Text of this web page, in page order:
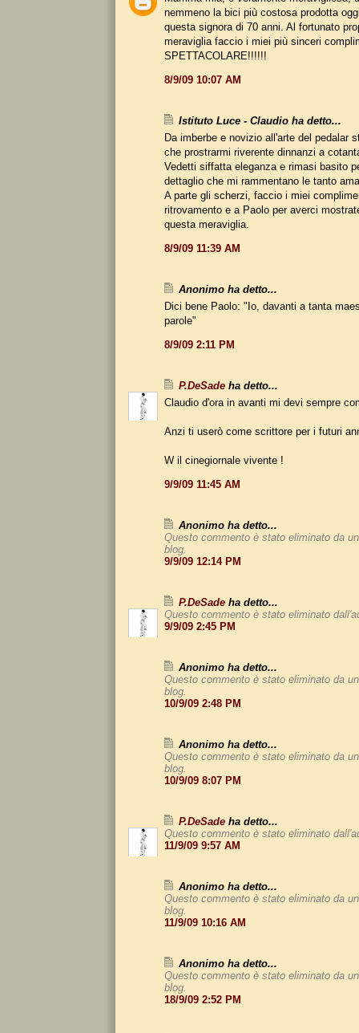
nemmeno la bici più costosa prodotta
questa signora di 70 anni. Al fortunato
meraviglia faccio i miei più sinceri
SPETTACOLARE!!!!!!
8/9/09 10:07 AM
Istituto Luce - Claudio ha detto...
Da imberbe e novizio all'arte del pedalar
che prostrarmi riverente dinnanzi a
Vedetti siffatta eleganza e rimasi basito
dettaglio che mi rammentano le tanto
A parte gli scherzi, faccio i miei
ritrovamento e a Paolo per averci
questa meraviglia.
8/9/09 11:39 AM
Anonimo ha detto...
Dici bene Paolo: "Io, davanti a tanta
parole"
8/9/09 2:11 PM
P.DeSade ha detto...
Claudio d'ora in avanti mi devi sempre
Anzi ti userò come scrittore per i futuri
W il cinegiornale vivente !
9/9/09 11:45 AM
Anonimo ha detto...
Questo commento è stato eliminato da
blog.
9/9/09 12:14 PM
P.DeSade ha detto...
Questo commento è stato eliminato
9/9/09 2:45 PM
Anonimo ha detto...
Questo commento è stato eliminato da
blog.
10/9/09 2:48 PM
Anonimo ha detto...
Questo commento è stato eliminato da
blog.
10/9/09 8:07 PM
P.DeSade ha detto...
Questo commento è stato eliminato
11/9/09 9:57 AM
Anonimo ha detto...
Questo commento è stato eliminato da
blog.
11/9/09 10:16 AM
Anonimo ha detto...
Questo commento è stato eliminato da
blog.
18/9/09 2:52 PM